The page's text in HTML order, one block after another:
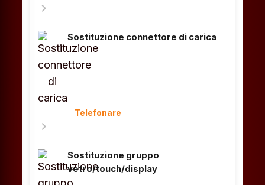
chevron_right
Sostituzione connettore di carica
Telefonare
chevron_right
Sostituzione gruppo
vetro/touch/display